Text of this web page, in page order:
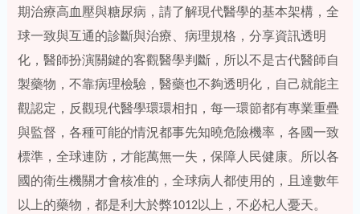
期治療高血壓與糖尿病，請了解現代醫學的基本架構，全
球一致與互通的診斷與治療、病理規格，分享資訊透明
化，醫師扮演關鍵的客觀醫學判斷，所以不是古代醫師自
製藥物，不靠病理檢驗，醫藥也不夠透明化，自己就能主
觀認定，反觀現代醫學環環相扣，每一環節都有專業重疊
與監督，各種可能的情況都事先知曉危險機率，各國一致
標準，全球連防，才能萬無一失，保障人民健康。所以各
國的衛生機關才會核准的，全球病人都使用的，且達數年
以上的藥物，都是利大於弊1012以上，不必杞人憂天。